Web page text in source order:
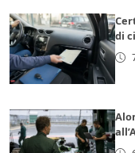
di